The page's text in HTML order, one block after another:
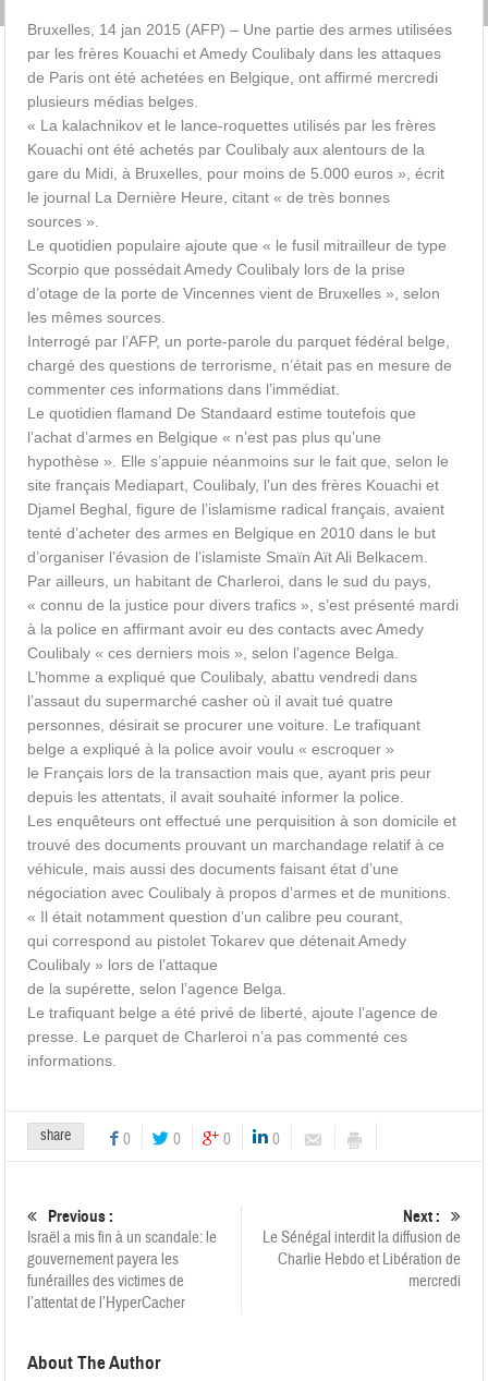
Bruxelles, 14 jan 2015 (AFP) – Une partie des armes utilisées
par les frères Kouachi et Amedy Coulibaly dans les attaques
de Paris ont été achetées en Belgique, ont affirmé mercredi
plusieurs médias belges.
« La kalachnikov et le lance-roquettes utilisés par les frères
Kouachi ont été achetés par Coulibaly aux alentours de la
gare du Midi, à Bruxelles, pour moins de 5.000 euros », écrit
le journal La Dernière Heure, citant « de très bonnes
sources ».
Le quotidien populaire ajoute que « le fusil mitrailleur de type
Scorpio que possédait Amedy Coulibaly lors de la prise
d’otage de la porte de Vincennes vient de Bruxelles », selon
les mêmes sources.
Interrogé par l’AFP, un porte-parole du parquet fédéral belge,
chargé des questions de terrorisme, n’était pas en mesure de
commenter ces informations dans l’immédiat.
Le quotidien flamand De Standaard estime toutefois que
l’achat d’armes en Belgique « n’est pas plus qu’une
hypothèse ». Elle s’appuie néanmoins sur le fait que, selon le
site français Mediapart, Coulibaly, l’un des frères Kouachi et
Djamel Beghal, figure de l’islamisme radical français, avaient
tenté d’acheter des armes en Belgique en 2010 dans le but
d’organiser l’évasion de l’islamiste Smaïn Aït Ali Belkacem.
Par ailleurs, un habitant de Charleroi, dans le sud du pays,
« connu de la justice pour divers trafics », s’est présenté mardi
à la police en affirmant avoir eu des contacts avec Amedy
Coulibaly « ces derniers mois », selon l’agence Belga.
L’homme a expliqué que Coulibaly, abattu vendredi dans
l’assaut du supermarché casher où il avait tué quatre
personnes, désirait se procurer une voiture. Le trafiquant
belge a expliqué à la police avoir voulu « escroquer »
le Français lors de la transaction mais que, ayant pris peur
depuis les attentats, il avait souhaité informer la police.
Les enquêteurs ont effectué une perquisition à son domicile et
trouvé des documents prouvant un marchandage relatif à ce
véhicule, mais aussi des documents faisant état d’une
négociation avec Coulibaly à propos d’armes et de munitions.
« Il était notamment question d’un calibre peu courant,
qui correspond au pistolet Tokarev que détenait Amedy
Coulibaly » lors de l’attaque
de la supérette, selon l’agence Belga.
Le trafiquant belge a été privé de liberté, ajoute l’agence de
presse. Le parquet de Charleroi n’a pas commenté ces
informations.
share 0 0 0 0
Previous :
Israël a mis fin à un scandale: le
gouvernement payera les
funérailles des victimes de
l’attentat de l’HyperCacher
Next :
Le Sénégal interdit la diffusion de
Charlie Hebdo et Libération de
mercredi
About The Author